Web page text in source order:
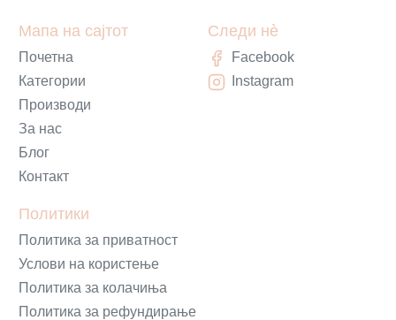
Мапа на сајтот
Почетна
Категории
Производи
За нас
Блог
Контакт
Политики
Политика за приватност
Услови на користење
Политика за колачиња
Политика за рефундирање
Следи нè
Facebook
Instagram